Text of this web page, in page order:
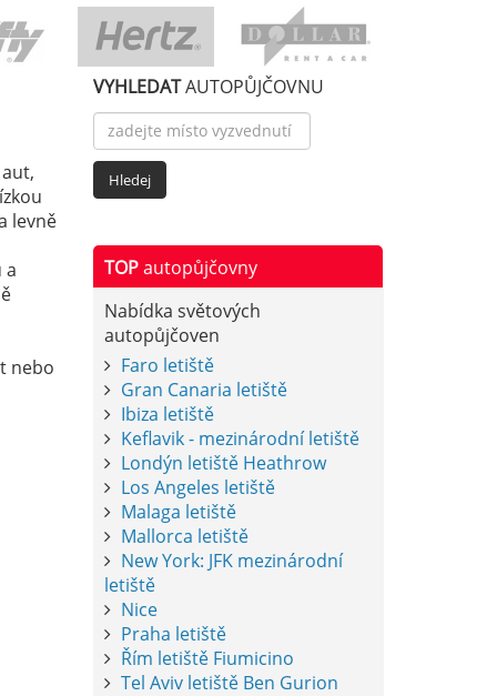
levně
a
nebo
VYHLEDATAUTOPŮJČOVNU
TOPautopůjčovny
Nabídka světových
autopůjčoven
Faro letiště
Gran Canaria letiště
Ibiza letiště
Keflavik - mezinárodní letiště
Londýn letiště Heathrow
Los Angeles letiště
Malaga letiště
Mallorca letiště
New York: JFK mezinárodní
letiště
Nice
Praha letiště
Řím letiště Fiumicino
Tel Aviv letiště Ben Gurion